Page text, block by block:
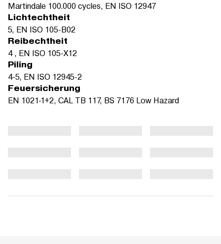
Martindale 100.000 cycles, EN ISO 12947
Lichtechtheit
5, EN ISO 105-B02
Reibechtheit
4 , EN ISO 105-X12
Piling
4-5, EN ISO 12945-2
Feuersicherung
EN 1021-1+2, CAL TB 117, BS 7176 Low Hazard